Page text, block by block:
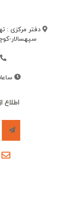
دفتر مرکزی :
سپهسالار-